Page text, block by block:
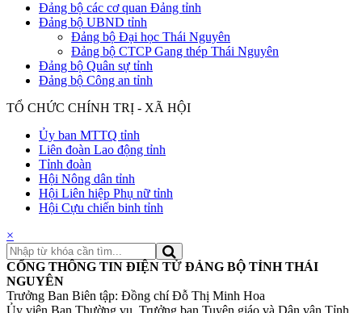
Đảng bộ các cơ quan Đảng tỉnh
Đảng bộ UBND tỉnh
Đảng bộ Đại học Thái Nguyên
Đảng bộ CTCP Gang thép Thái Nguyên
Đảng bộ Quân sự tỉnh
Đảng bộ Công an tỉnh
TỔ CHỨC CHÍNH TRỊ - XÃ HỘI
Ủy ban MTTQ tỉnh
Liên đoàn Lao động tỉnh
Tỉnh đoàn
Hội Nông dân tỉnh
Hội Liên hiệp Phụ nữ tỉnh
Hội Cựu chiến binh tỉnh
×
CỔNG THÔNG TIN ĐIỆN TỬ ĐẢNG BỘ TỈNH THÁI
NGUYÊN
Trưởng Ban Biên tập: Đồng chí Đỗ Thị Minh Hoa
Ủy viên Ban Thường vụ, Trưởng ban Tuyên giáo và Dân vận Tỉnh